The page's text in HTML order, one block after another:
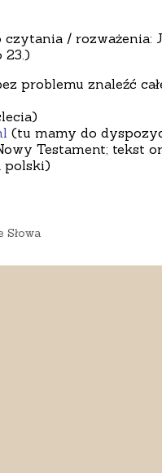
/ rozważenia:
23.)
problemu znaleźć
(tu mamy do
Testament; tekst
polski)
Słowa